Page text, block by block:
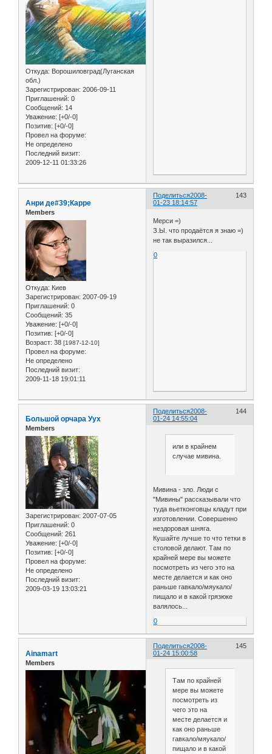
Откуда: Ворошиловград(Луганская
обл.)
Зарегистрирован: 2006-09-11
Приглашений: 0
Сообщений: 14
Уважение: [+0/-0]
Позитив: [+0/-0]
Провел на форуме:
Не определено
Последний визит:
2009-12-11 01:33:26
Поделиться 143
2008-
01-23 18:14:57
Анри де#39;Карре
Members
Откуда: Киев
Зарегистрирован: 2007-09-19
Приглашений: 0
Сообщений: 35
Уважение: [+0/-0]
Позитив: [+0/-0]
Возраст: 38 [1987-12-10]
Провел на форуме:
Не определено
Последний визит:
2009-11-18 19:01:11
Мерси =)
З.Ы. что продаётся я знаю =)
не так выразился...
0
Поделиться 144
2008-
01-24 14:55:04
Большой орчара Уух
Members
Зарегистрирован: 2007-07-05
Приглашений: 0
Сообщений: 261
Уважение: [+0/-0]
Позитив: [+0/-0]
Провел на форуме:
Не определено
Последний визит:
2009-03-19 13:03:21
или в крайнем
случае мивина.
Мивина - зло. Люди с
"Мивины" рассказывали что
туда вьетконговцы кладут при
изготовлении. Совершенно
нездоровая шняга.
Кушайте лучше то что тетки в
столовой делают. Там по
крайней мере вы можете
посмотреть из чего это на
месте делается и как оно
раньше гавкало/мяукало/
пищало и в какой грязюке
валялось...
0
Поделиться 145
2008-
01-24 15:00:58
Ainamart
Members
Там по крайней
мере вы можете
посмотреть из
чего это на
месте делается и
как оно раньше
гавкало/мяукало/
пищало и в какой